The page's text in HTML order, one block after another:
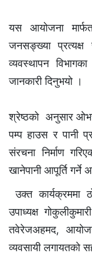
यस आयोजना
जनसङ्ख्या प्रत्यक्ष
व्यवस्थापन
जानकारी दिनुभयो ।
श्रेष्ठको अनुसार
पम्प हाउस र पानी
संरचना निर्माण
खानेपानी आपूर्ति गर्ने
उक्त कार्यक्रममा
उपाध्यक्ष
तवेरेजअहमद,
व्यवसायी लगायतको